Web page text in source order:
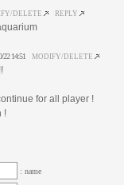
DELETE REPLY
22 14:51 MODIFY/DELETE
for all player !
!
: name